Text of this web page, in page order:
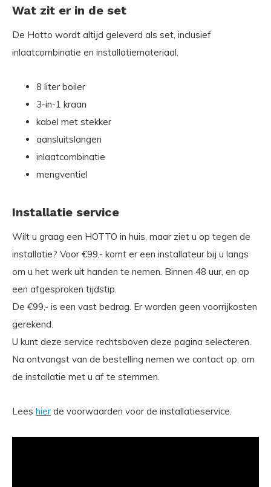
Wat zit er in de set
De Hotto wordt altijd geleverd als set, inclusief
inlaatcombinatie en installatiemateriaal.
8 liter boiler
3-in-1 kraan
kabel met stekker
aansluitslangen
inlaatcombinatie
mengventiel
Installatie service
Wilt u graag een HOTTO in huis, maar ziet u op tegen de
installatie? Voor €99,- komt er een installateur bij u langs
om u het werk uit handen te nemen. Binnen 48 uur, en op
een afgesproken tijdstip.
De €99,- is een vast bedrag. Er worden geen voorrijkosten
gerekend.
U kunt deze service rechtsboven deze pagina selecteren.
Na ontvangst van de bestelling nemen we contact op, om
de installatie met u af te stemmen.
Lees hier de voorwaarden voor de installatieservice.